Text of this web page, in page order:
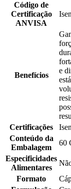
Código de
Certificação
ANVISA
Benefícios
e
Certificações
Conteúdo da
Embalagem
60
Especificidades
Alimentares
Formato